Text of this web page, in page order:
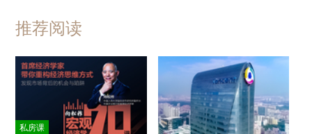
推荐阅读
私房课